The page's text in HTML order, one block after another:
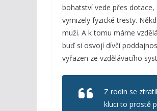
bohatství vede přes
vymizely fyzické tresty.
muži. A k tomu máme
buď si osvojí dívčí
vyřazen ze vzdělávacího
Z rodin se
kluci to prostě